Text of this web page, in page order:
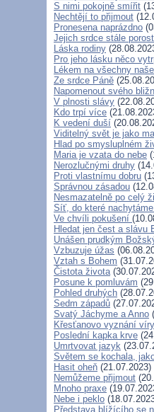
S nimi pokojně smířit
Nechtějí to přijmout
Pronesena naprázdno
Jejich srdce stále
Láska rodiny
Pro jeho lásku něco
Lékem na všechny
Ze srdce Páně
Napomenout svého
V plnosti slávy
Kdo trpí více
K vedení duší
Viditelný svět je jako
Hlad po smysluplném
Maria je vzata do nebe
Nerozlučnými druhy
Proti vlastnímu dobru
Správnou zásadou
Nesmazatelně po celý
Síť, do které
Ve chvíli pokušení
Hledat jen čest a slávu
Unášen prudkým
Vzbuzuje úžas
Vztah s Bohem
Čistota života
Posune k pomluvám
Pohled druhých
Sedm západů
Svatý Jáchyme a Anno
Křesťanovo vyznání
Poslední kapka krve
Umrtvovat jazyk
Světem se kochala,
Hasit oheň (21.07.2023)
Nemůžeme přijmout
Mnoho praxe
Nebe i peklo
Představa blížícího se